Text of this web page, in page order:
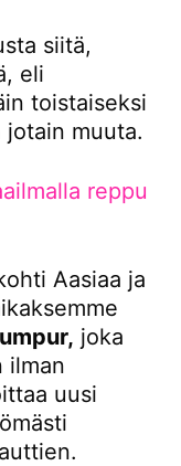
siitä,
eli
toistaiseksi
muuta.
reppu
Aasiaa ja
joka
ilman
uusi